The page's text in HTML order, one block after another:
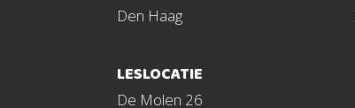
Den Haag
LESLOCATIE
De Molen 26